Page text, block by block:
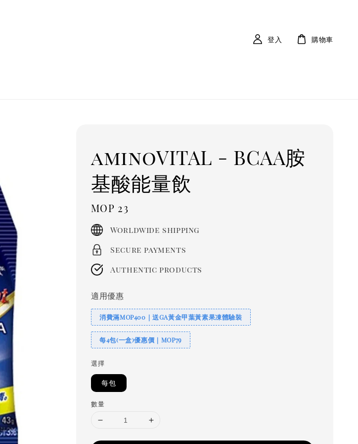
登入 購物車
aminoVITAL - BCAA胺
基酸能量飲
Regular
price
MOP 23
Worldwide shipping
Secure payments
Authentic products
適用優惠
消費滿MOP400｜送GA黃金甲葉黃素果凍體驗裝
每4包(一盒)優惠價｜MOP79
選擇
每包
數量